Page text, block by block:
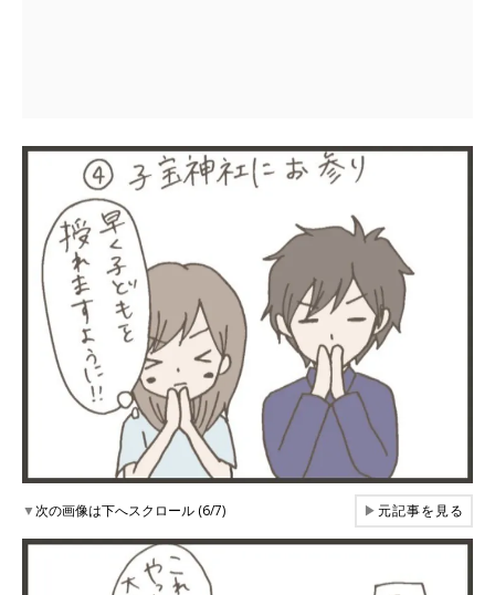
▼次の画像は下へスクロール (6/7) ▶元記事を見る